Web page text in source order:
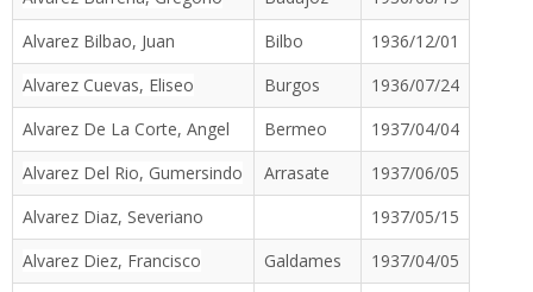
Alvarez Bilbao, Juan
Bilbo
1936/12/01
Alvarez Cuevas, Eliseo
Burgos
1936/07/24
Alvarez De La Corte, Angel
Bermeo
1937/04/04
Alvarez Del Rio, Gumersindo
Arrasate
1937/06/05
Alvarez Diaz, Severiano
1937/05/15
Alvarez Diez, Francisco
Galdames
1937/04/05